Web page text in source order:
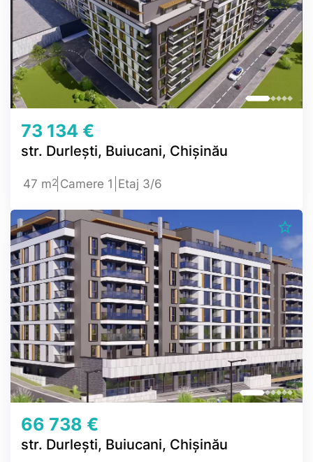
73 134 €
str. Durlești, Buiucani, Chișinău
47 m2 Camere 1 Etaj 3/6
66 738 €
str. Durlești, Buiucani, Chișinău